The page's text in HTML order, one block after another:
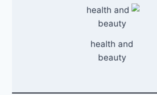
health and
beauty